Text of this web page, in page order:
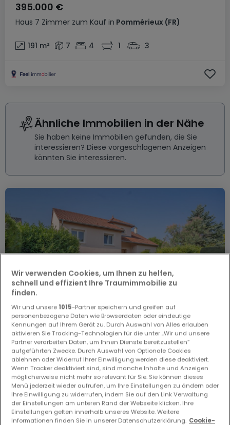
Haus 7 Zimmer zum Kauf in Pommérieux (FR)
395.000 €
191 m² 7 4 1 3
Ähnliche Immobilien in der Nähe
Sie haben keine Immobilien gefunden, die Sie
interessieren? Diese vorgeschlagenen Anzeigen
könnten Sie interessieren.
Haus 7 Zimmer zum Kauf inPournoy-la-Chétive(FR)
339.000 €
160 m² 7 4 1 2
Wir verwenden Cookies, um Ihnen zu helfen,
schnell und effizient Ihre Traumimmobilie zu
finden.
Wir und unsere 1015-Partner speichern und greifen auf
personenbezogene Daten wie Browserdaten oder eindeutige
Kennungen auf Ihrem Gerät zu. Durch Auswahl von Alles erlauben
aktivieren Sie Tracking-Technologien für die unter „Wir und unsere
Partner verarbeiten Daten, um Ihnen Dienste bereitzustellen“
aufgeführten Zwecke. Durch Auswahl von Optionale Cookies
ablehnen oder Widerruf Ihrer Einwilligung werden diese deaktiviert.
Wenn Tracker deaktiviert sind, sind manche Inhalte und Anzeigen
möglicherweise nicht mehr so relevant für Sie. Sie können dieses
Menü jederzeit wieder aufrufen, um Ihre Einstellungen zu ändern oder
Ihre Einwilligung zu widerrufen, indem Sie auf den Link Verwaltung
der Einstellungen am unteren Rand der Webseite klicken. Ihre
Einstellungen gelten innerhalb unseres Website. Weitere
Informationen finden Sie in unserer Datenschutzerklärung. Cookie-